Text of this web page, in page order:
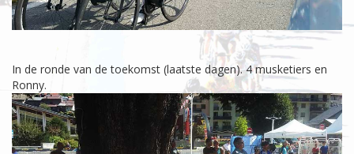
In de ronde van de toekomst (laatste dagen). 4 musketiers en
Ronny.